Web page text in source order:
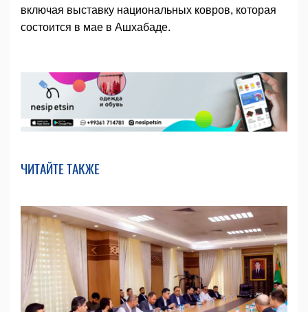
включая выставку национальных ковров, которая
состоится в мае в Ашхабаде.
ЧИТАЙТЕ ТАКЖЕ